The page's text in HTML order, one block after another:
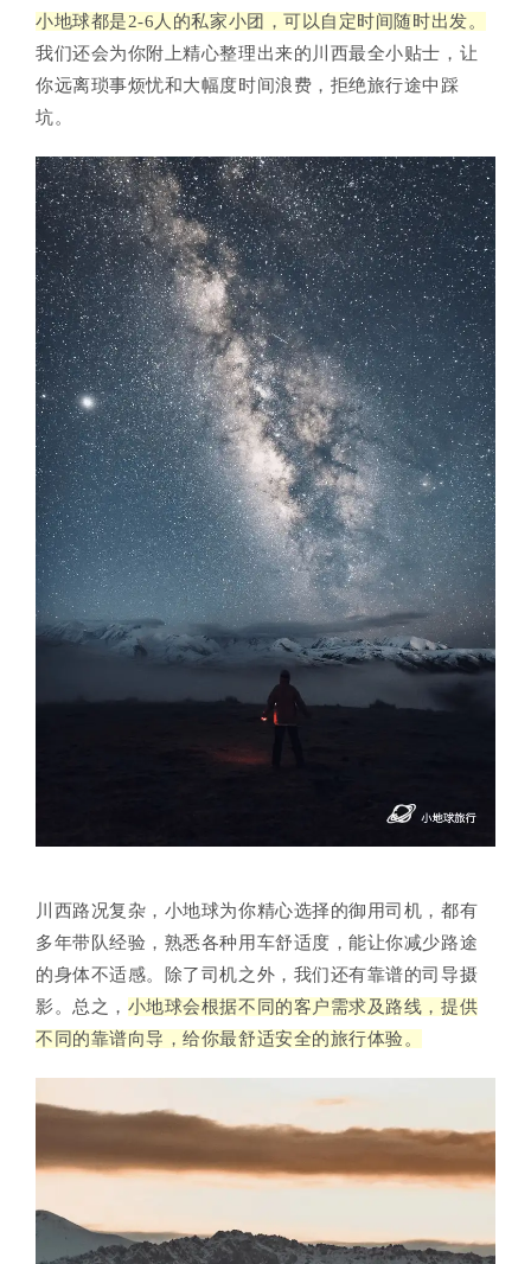
小地球都是2-6人的私家小团，可以自定时间随时出发。
我们还会为你附上精心整理出来的川西最全小贴士，让
你远离琐事烦忧和大幅度时间浪费，拒绝旅行途中踩
坑。
川西路况复杂，小地球为你精心选择的御用司机，都有
多年带队经验，熟悉各种用车舒适度，能让你减少路途
的身体不适感。 除了司机之外，我们还有靠谱的司导摄
影。总之， 小地球会根据不同的客户需求及路线，提供
不同的靠谱向导，给你最舒适安全的旅行体验。